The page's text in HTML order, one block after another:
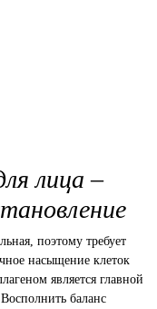
лица –
поэтому требует
насыщение клеток
является главной
баланс